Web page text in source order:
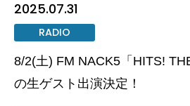
2025.07.31
RADIO
8/2(土) FM NACK5「HITS!
の生ゲスト出演決定！